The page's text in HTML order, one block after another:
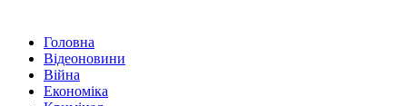
Головна
Відеоновини
Війна
Економіка